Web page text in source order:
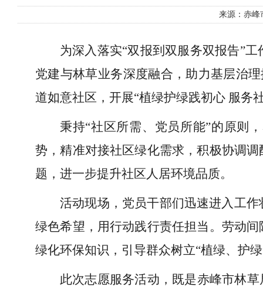
来源：赤
为深入落实“双报到双服务双报告”
党建与林草业务深度融合，助力基层治
道如意社区，开展“植绿护绿践初心 服务
秉持“社区所需、党员所能”的原则
势，精准对接社区绿化需求，积极协调
题，进一步提升社区人居环境品质。
活动现场，党员干部们迅速进入工
绿色希望，用行动践行责任担当。劳动
绿化环保知识，引导群众树立“植绿、护
此次志愿服务活动，既是赤峰市林